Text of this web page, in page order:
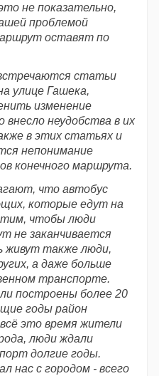
не показательно,
проблемой
оставят по
статьи
улице Гашека,
изменение
неудобства в их
в этих статьях и
непонимание
конечного маршрута.
что автобус
которые едут на
чтобы люди
не заканчивается
живут также люди,
а даже больше
транспорте.
построены более 20
годы район
это время жители
люди ждали
долгие годы.
нас с городом - всего